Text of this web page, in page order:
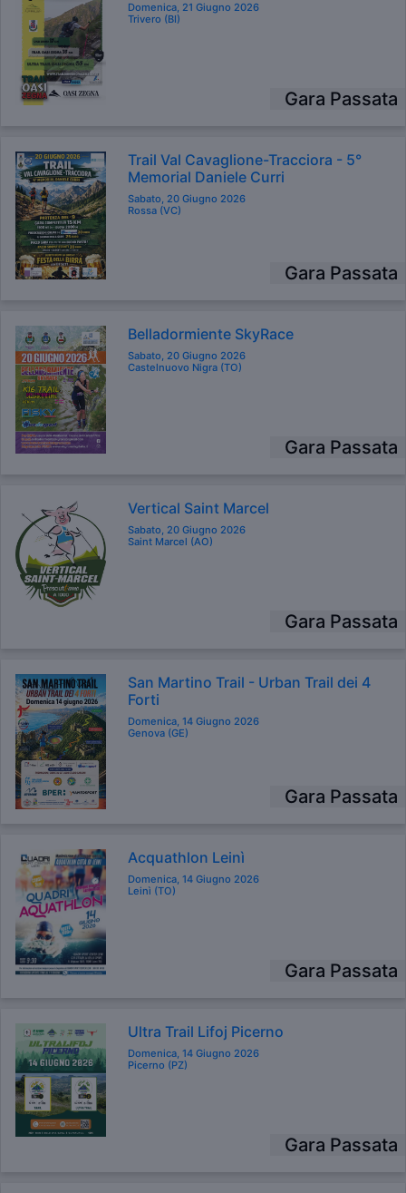
Domenica, 21 Giugno 2026
Trivero (BI)
Gara Passata
Trail Val Cavaglione-Tracciora - 5°
Memorial Daniele Curri
Sabato, 20 Giugno 2026
Rossa (VC)
Gara Passata
Belladormiente SkyRace
Sabato, 20 Giugno 2026
Castelnuovo Nigra (TO)
Gara Passata
Vertical Saint Marcel
Sabato, 20 Giugno 2026
Saint Marcel (AO)
Gara Passata
San Martino Trail - Urban Trail dei 4
Forti
Domenica, 14 Giugno 2026
Genova (GE)
Gara Passata
Acquathlon Leinì
Domenica, 14 Giugno 2026
Leinì (TO)
Gara Passata
Ultra Trail Lifoj Picerno
Domenica, 14 Giugno 2026
Picerno (PZ)
Gara Passata